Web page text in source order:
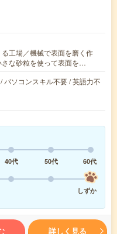
る工場／機械で表面を磨く作
な砂粒を使って表面を…
パソコンスキル不要 / 英語力不
40代 50代
60代
しずか
詳しく見る